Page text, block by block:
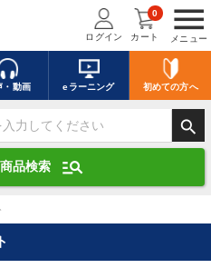
menu
メニュー
ログイン カート
0
・動画 eラーニング 初めての方へ
search
品検索 manage_search
す
に表示する
条件で検索